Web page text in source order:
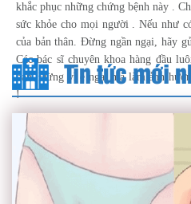
khắc phục những chứng bệnh này .
sức khỏe cho mọi người . Nếu như
của bản thân. Đừng ngần ngại, hãy
Các bác sĩ chuyên khoa hàng đầu
bạn. Đừng vì e ngại mà làm ảnh
!
Tin tức mới